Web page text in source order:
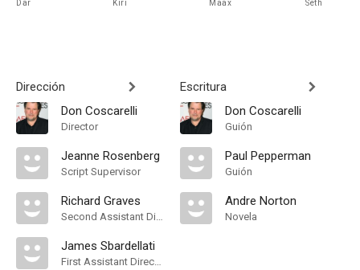
Dar Kiri Maax Seth
Dirección
Don Coscarelli
Director
Jeanne Rosenberg
Script Supervisor
Richard Graves
Second Assistant Director
James Sbardellati
First Assistant Director
Escritura
Don Coscarelli
Guión
Paul Pepperman
Guión
Andre Norton
Novela